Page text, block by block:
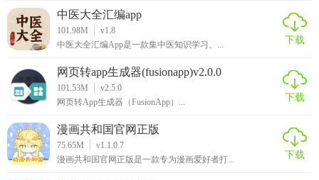
【同程旅行app优势】
1.实用出行小助手，所有实用出行的功能这里全都有哦
2.超多旅游出行攻略，想要更好的了解所有旅游出行攻略的朋
友可以来这
新提供
【同程旅行app特色】
中医大全汇编app
101.98M
v1.8
中医大全汇编App是一款集中医知识学习、...
下载
网页转app生成器(fusionapp)v2.0.0
101.53M
v2.5.0
网页转App生成器（FusionApp）...
下载
漫画共和国官网正版
75.65M
v1.1.0.7
漫画共和国官网正版是一款专为漫画爱好者打...
下载